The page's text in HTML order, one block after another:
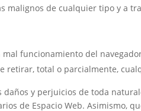
de cualquier tipo y a
funcionamiento del
retirar, total o parcialmente,
daños y perjuicios de toda
de Espacio Web. Asimismo,